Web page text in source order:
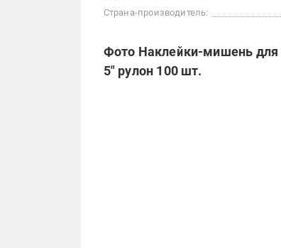
Страна-производитель:
Фото Наклейки-мишень для
5" рулон 100 шт.